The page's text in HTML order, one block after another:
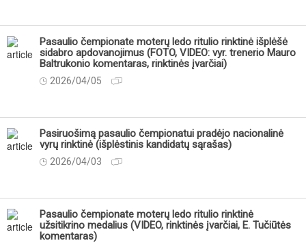
Pasaulio čempionate moterų ledo ritulio rinktinė išplėšė
sidabro apdovanojimus (FOTO, VIDEO: vyr. trenerio Mauro
Baltrukonio komentaras, rinktinės įvarčiai)
2026/04/05
Pasiruošimą pasaulio čempionatui pradėjo nacionalinė
vyrų rinktinė (išplėstinis kandidatų sąrašas)
2026/04/03
Pasaulio čempionate moterų ledo ritulio rinktinė
užsitikrino medalius (VIDEO, rinktinės įvarčiai, E. Tučiūtės
komentaras)